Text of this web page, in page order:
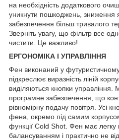
на необхідність додаткового
уникнути пошкоджень, зниження
забезпечення більш тривалого
Зверніть увагу, що фільтр все
чистити. Це важливо!
ЕРГОНОМІКА І УПРАВЛІННЯ
Фен виконаний у
підкреслює виразність ліній
виділяються кнопки
програмне забезпечення, що
рівномірну подачу повітря. Усі
фена, окремо під самим
функції Cold Shot. Фен має легку
балансуванням і практично не